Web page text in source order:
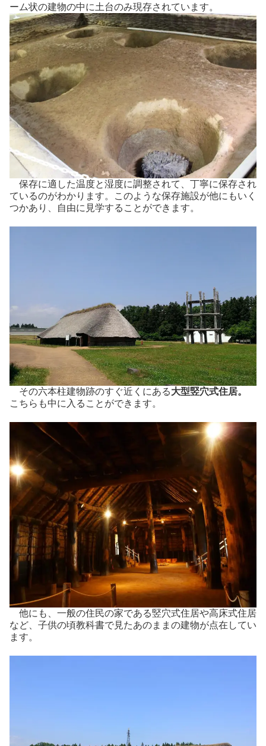
ーム状の建物の中に土台のみ現存されています。
保存に適した温度と湿度に調整されて、丁寧に保存され
ているのがわかります。このような保存施設が他にもいく
つかあり、自由に見学することができます。
その六本柱建物跡のすぐ近くにある大型竪穴式住居。
こちらも中に入ることができます。
他にも、一般の住民の家である竪穴式住居や高床式住居
など、子供の頃教科書で見たあのままの建物が点在してい
ます。